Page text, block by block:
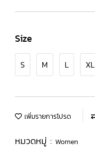
Size
S M L XL
เพิ่มรายการโปรด
หมวดหมู่ : Women